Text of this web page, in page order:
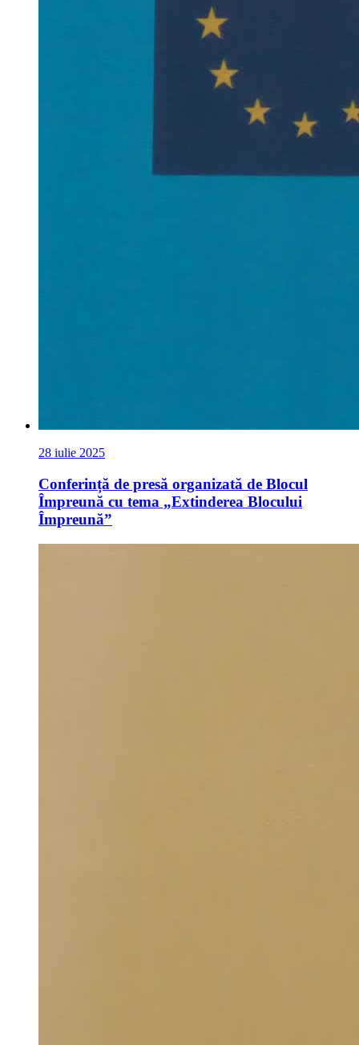
28 iulie 2025
Conferință de presă organizată de Blocul
Împreună cu tema „Extinderea Blocului
Împreună”